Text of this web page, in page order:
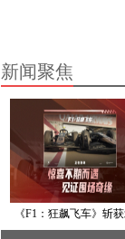
新闻聚焦
《F1：狂飙飞车》斩